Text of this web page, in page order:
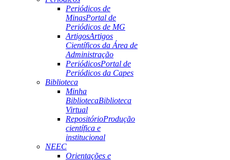
Periódicos de
MinasPortal de
Periódicos de MG
ArtigosArtigos
Científicos da Área de
Administração
PeriódicosPortal de
Periódicos da Capes
Biblioteca
Minha
BibliotecaBiblioteca
Virtual
RepositórioProdução
científica e
institucional
NEEC
Orientações e